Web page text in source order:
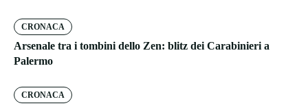
CRONACA
Arsenale tra i tombini dello Zen: blitz dei Carabinieri a
Palermo
CRONACA